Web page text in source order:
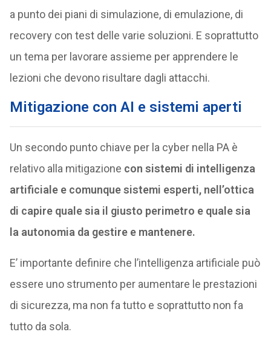
a punto dei piani di simulazione, di emulazione, di
recovery con test delle varie soluzioni. E soprattutto
un tema per lavorare assieme per apprendere le
lezioni che devono risultare dagli attacchi.
Mitigazione con AI e sistemi aperti
Un secondo punto chiave per la cyber nella PA è
relativo alla mitigazione con sistemi di intelligenza
artificiale e comunque sistemi esperti, nell’ottica
di capire quale sia il giusto perimetro e quale sia
la autonomia da gestire e mantenere.
E’ importante definire che l’intelligenza artificiale può
essere uno strumento per aumentare le prestazioni
di sicurezza, ma non fa tutto e soprattutto non fa
tutto da sola.